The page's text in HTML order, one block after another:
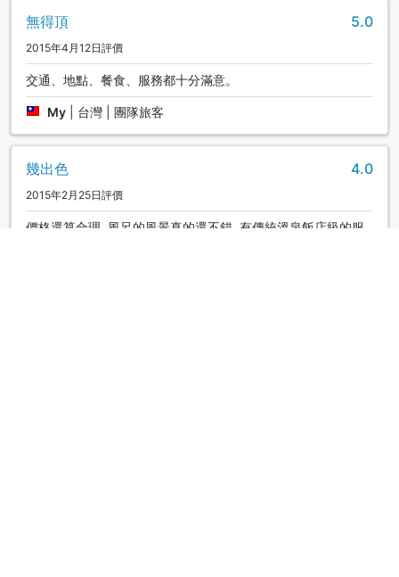
無得頂 5.0
2015年4月12日評價
交通、地點、餐食、服務都十分滿意。
My 台灣 | 團隊旅客
幾出色 4.0
2015年2月25日評價
價格還算合理, 風呂的風景真的還不錯, 有傳統溫泉飯店級的服